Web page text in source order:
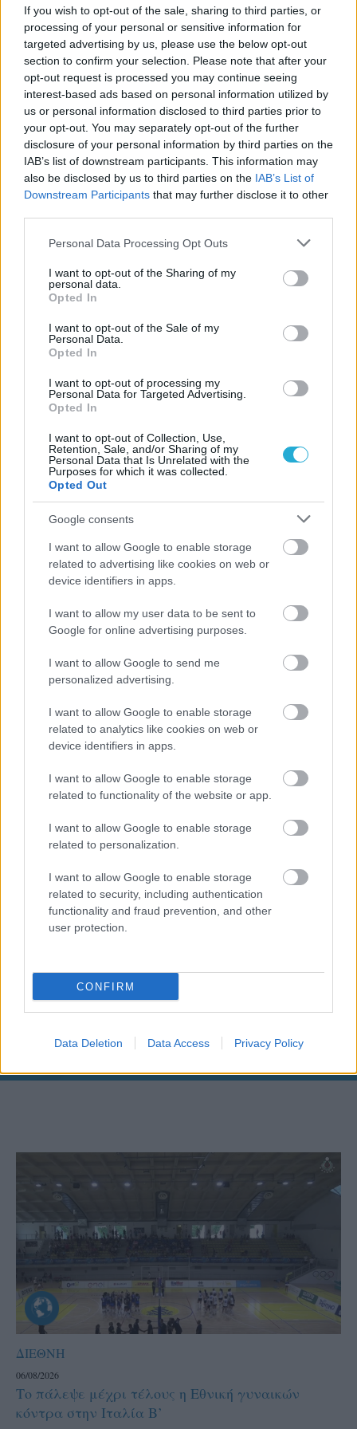
If you wish to opt-out of the sale, sharing to third parties, or
processing of your personal or sensitive information for
targeted advertising by us, please use the below opt-out
section to confirm your selection. Please note that after your
opt-out request is processed you may continue seeing
interest-based ads based on personal information utilized by
us or personal information disclosed to third parties prior to
your opt-out. You may separately opt-out of the further
disclosure of your personal information by third parties on the
IAB’s list of downstream participants. This information may
also be disclosed by us to third parties on the IAB’s List of
Downstream Participants that may further disclose it to other
Please note that this website/app uses one or more Google
not limited to your visit or usage behaviour. You may click to
grant or deny consent to Google and its third-party tags to
use your data for below specified purposes in below Google
consent section.
Personal Data Processing Opt Outs
I want to opt-out of the Sharing of my
personal data.
Opted In
I want to opt-out of the Sale of my
Personal Data.
Opted In
I want to opt-out of processing my
Personal Data for Targeted Advertising.
Opted In
I want to opt-out of Collection, Use,
Retention, Sale, and/or Sharing of my
Personal Data that Is Unrelated with the
Purposes for which it was collected.
Opted Out
Google consents
I want to allow Google to enable storage
related to advertising like cookies on web or
device identifiers in apps.
I want to allow my user data to be sent to
Google for online advertising purposes.
I want to allow Google to send me
personalized advertising.
I want to allow Google to enable storage
related to analytics like cookies on web or
device identifiers in apps.
I want to allow Google to enable storage
related to functionality of the website or app.
I want to allow Google to enable storage
related to personalization.
I want to allow Google to enable storage
related to security, including authentication
functionality and fraud prevention, and other
user protection.
CONFIRM
Data Deletion Data Access Privacy Policy
ΓΝΩΜΕΣ
ΠΕΝΥ ΡΟΝΤΟΓΙΑΝΝΗ
11/03/2026
Από την Περούτζια του 2000
στο σήμερα: Tο τρίτο
ευρωπαϊκό ραντεβού του
Παναθηναϊκού με την
ιστορία
Αναγνώριση και σεβασμός
Aκολουθήστε μας
ΔΙΕΘΝΗ
06/08/2026
Το πάλεψε μέχρι τέλους η Εθνική γυναικών
κόντρα στην Ιταλία Β’